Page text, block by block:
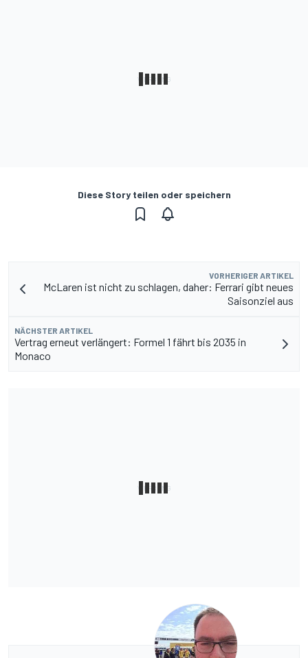
Diese Story teilen oder speichern
VORHERIGER ARTIKEL
McLaren ist nicht zu schlagen, daher: Ferrari gibt neues
Saisonziel aus
NÄCHSTER ARTIKEL
Vertrag erneut verlängert: Formel 1 fährt bis 2035 in
Monaco